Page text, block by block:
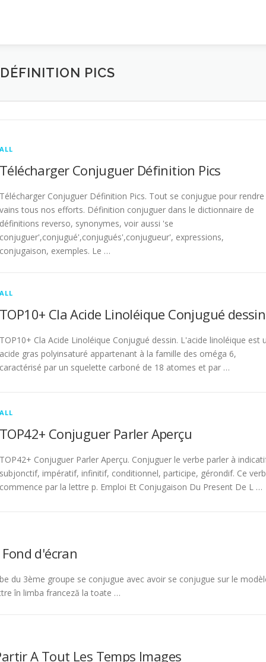
PICS
ALL
Télécharger Conjuguer Définition Pics
Télécharger Conjuguer Définition Pics. Tout se conjugue pour rendre
vains tous nos efforts. Définition conjuguer dans le dictionnaire de
définitions reverso, synonymes, voir aussi 'se
conjuguer',conjugué',conjugués',conjugueur', expressions,
conjugaison, exemples. Le …
ALL
TOP10+ Cla Acide Linoléique Conjugué dessin
TOP10+ Cla Acide Linoléique Conjugué dessin. L'acide linoléique est
acide gras polyinsaturé appartenant à la famille des oméga 6,
caractérisé par un squelette carboné de 18 atomes et par …
ALL
TOP42+ Conjuguer Parler Aperçu
TOP42+ Conjuguer Parler Aperçu. Conjuguer le verbe parler à
subjonctif, impératif, infinitif, conditionnel, participe, gérondif. Ce
commence par la lettre p. Emploi Et Conjugaison Du Present De L …
d'écran
du 3ème groupe se conjugue avec avoir se conjugue sur le
în limba franceză la toate …
A Tout Les Temps Images